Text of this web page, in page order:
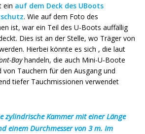
ein auf dem Deck des UBoots
. Wie auf dem Foto des
ist, war ein Teil des U-Boots auffällig
Dies ist an der Stelle, wo Träger von
Hierbei könnte es sich , die laut
Bayhandeln, die auch Mini-U-Boote
Tauchern für den Ausgang und
tiefer Tauchmissionen verwendet
zylindrische Kammer mit einer Länge
einem Durchmesser von 3 m. Im